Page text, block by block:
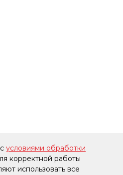
условиями обработки
корректной работы
использовать все